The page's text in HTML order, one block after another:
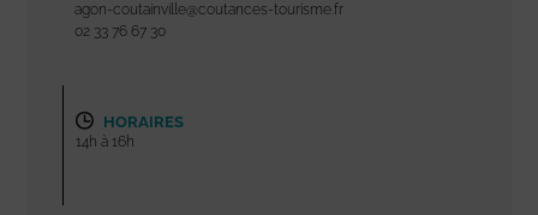
agon-coutainville@coutances-tourisme.fr
02 33 76 67 30
HORAIRES
14h à 16h